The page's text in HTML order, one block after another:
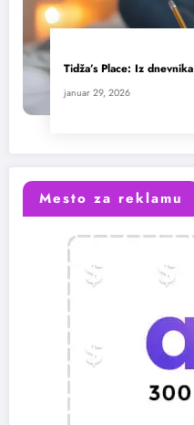
Tidža’s Place: Iz dnevnika
januar 29, 2026
Mesto za reklamu